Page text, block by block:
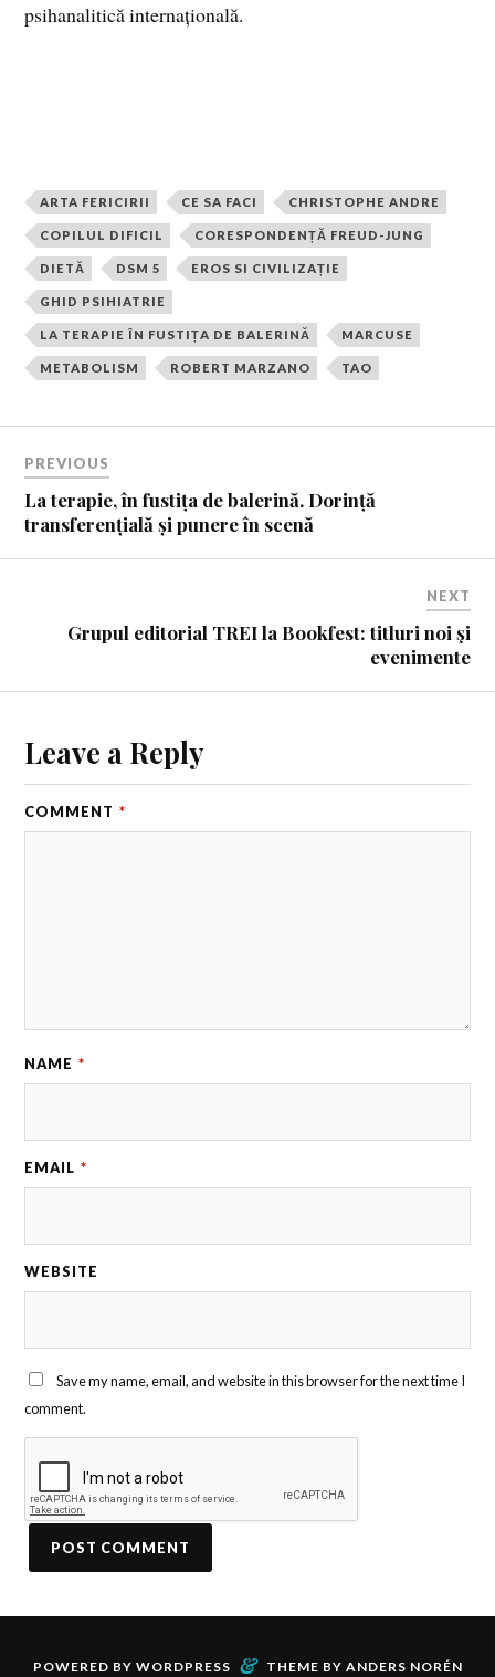
psihanalitică internațională.
ARTA FERICIRII CE SA FACI CHRISTOPHE ANDRE
COPILUL DIFICIL CORESPONDENȚĂ FREUD-JUNG
DIETĂ DSM 5 EROS SI CIVILIZAȚIE
GHID PSIHIATRIE
LA TERAPIE ÎN FUSTIȚA DE BALERINĂ MARCUSE
METABOLISM ROBERT MARZANO TAO
PREVIOUS
La terapie, în fustița de balerină. Dorință
transferențială și punere în scenă
NEXT
Grupul editorial TREI la Bookfest: titluri noi şi
evenimente
Leave a Reply
COMMENT *
NAME *
EMAIL *
WEBSITE
Save my name, email, and website in this browser for the next time I
comment.
POWERED BY WORDPRESS & THEME BY ANDERS NORÉN